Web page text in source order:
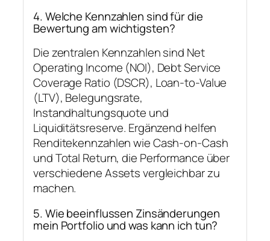
4. Welche Kennzahlen sind für die
Bewertung am wichtigsten?
Die zentralen Kennzahlen sind Net
Operating Income (NOI), Debt Service
Coverage Ratio (DSCR), Loan-to-Value
(LTV), Belegungsrate,
Instandhaltungsquote und
Liquiditätsreserve. Ergänzend helfen
Renditekennzahlen wie Cash-on-Cash
und Total Return, die Performance über
verschiedene Assets vergleichbar zu
machen.
5. Wie beeinflussen Zinsänderungen
mein Portfolio und was kann ich tun?